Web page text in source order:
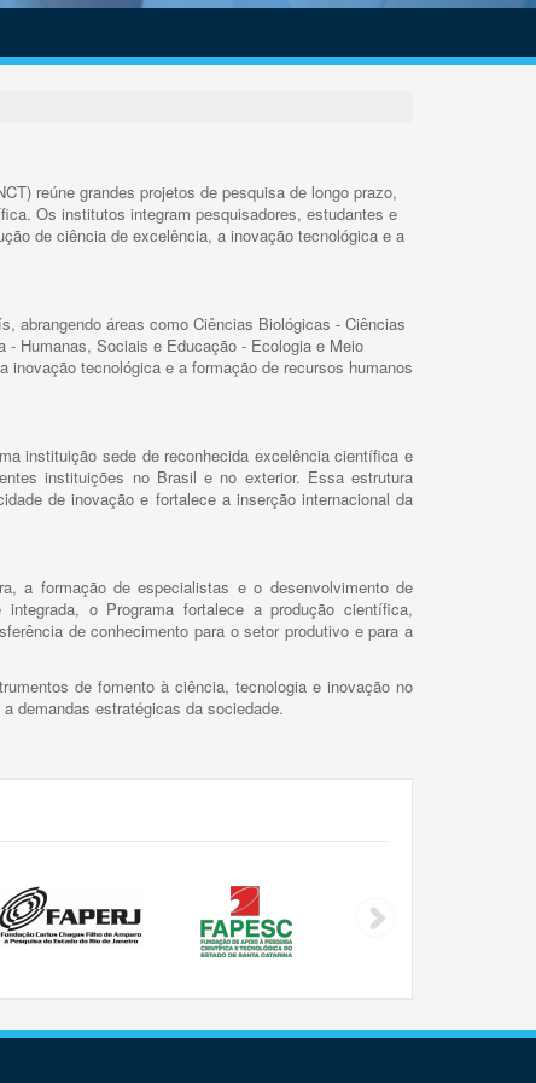
reúne grandes projetos de pesquisa de longo prazo,
Os institutos integram pesquisadores, estudantes e
de ciência de excelência, a inovação tecnológica e a
abrangendo áreas como Ciências Biológicas - Ciências
- Humanas, Sociais e Educação - Ecologia e Meio
tecnológica e a formação de recursos humanos
instituição sede de reconhecida excelência científica e
instituições no Brasil e no exterior. Essa estrutura
de inovação e fortalece a inserção internacional da
a formação de especialistas e o desenvolvimento de
o Programa fortalece a produção científica,
de conhecimento para o setor produtivo e para a
de fomento à ciência, tecnologia e inovação no
demandas estratégicas da sociedade.